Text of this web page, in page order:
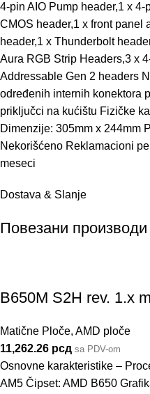
4-pin AIO Pump header,1 x
CMOS header,1 x front panel
header,1 x Thunderbolt
Aura RGB Strip Headers,3 x
Addressable Gen 2 headers
određenih internih konektora
priključci na kućištu Fizičke
Dimenzije: 305mm x 244mm
Nekorišćeno Reklamacioni
meseci
Dostava & Slanje
Повезани производи
B650M S2H rev. 1.x
Matične Ploče, AMD ploče
11,262.26 рсд sa PDV-om
Osnovne karakteristike –
AM5 Čipset: AMD B650